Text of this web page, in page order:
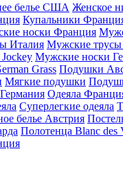
белье США Женское
Купальники
носки Франция
Италия Мужские
Мужские носки
Grass Подушки
Мягкие подушки
Одеяла
Суперлегкие одеяла
белье Австрия
Полотенца Blanc des